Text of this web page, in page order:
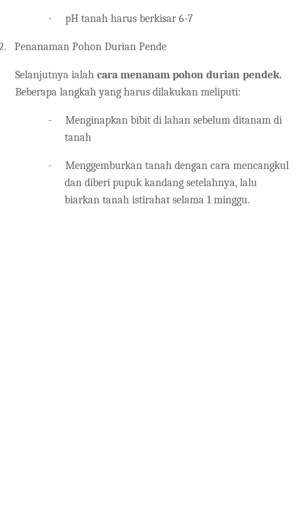
- pH tanah harus berkisar 6-7
Penanaman Pohon Durian Pende
Selanjutnya ialah cara menanam pohon durian pendek.
Beberapa langkah yang harus dilakukan meliputi:
-
Menginapkan bibit di lahan sebelum ditanam di
tanah
-
Menggemburkan tanah dengan cara mencangkul
dan diberi pupuk kandang setelahnya, lalu
biarkan tanah istirahat selama 1 minggu.